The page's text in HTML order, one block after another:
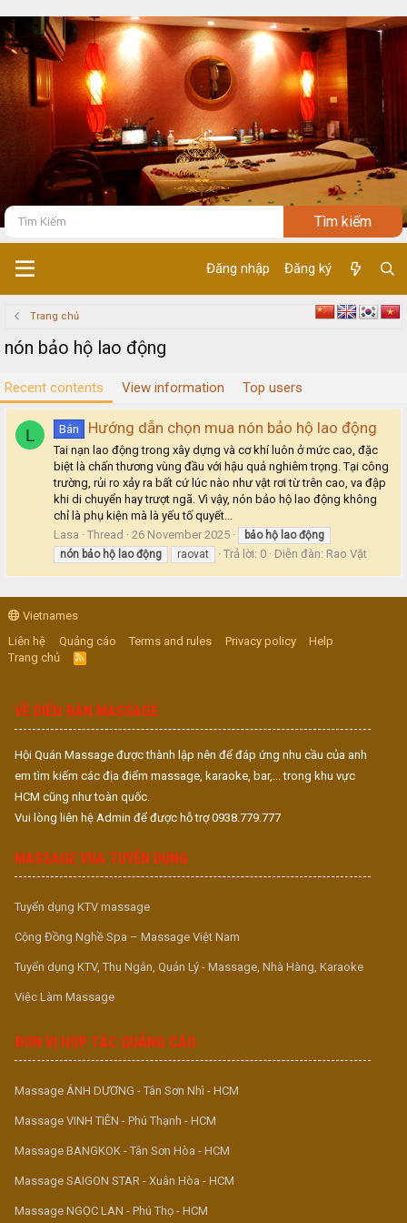
Đăng nhập Đăng ký
Trang chủ
nón bảo hộ lao động
Recent contents View information Top users
L Bán Hướng dẫn chọn mua nón bảo hộ lao động
Tai nạn lao động trong xây dựng và cơ khí luôn ở mức cao, đặc
biệt là chấn thương vùng đầu với hậu quả nghiêm trọng. Tại công
trường, rủi ro xảy ra bất cứ lúc nào như vật rơi từ trên cao, va đập
khi di chuyển hay trượt ngã. Vì vậy, nón bảo hộ lao động không
chỉ là phụ kiện mà là yếu tố quyết...
Lasa
Thread 26 November 2025 bảo hộ lao động
nón bảo hộ lao động raovat Trả lời: 0 Diễn đàn: Rao Vặt
Vietnames
Liên hệ
Quảng cáo Terms and rules Privacy policy
Help
Trang chủ
R
S
VỀ DIỄN ĐÀN MASSAGE
Hội Quán Massage được thành lập nên để đáp ứng nhu cầu của anh
em tìm kiếm các địa điểm massage, karaoke, bar,... trong khu vực
HCM cũng như toàn quốc.
Vui lòng liên hệ Admin để được hỗ trợ 0938.779.777
MASSAGE VUA TUYỂN DỤNG
Tuyển dụng KTV massage
Cộng Đồng Nghề Spa – Massage Việt Nam
Tuyển dụng KTV, Thu Ngân, Quản Lý - Massage, Nhà Hàng, Karaoke
Việc Làm Massage
ĐƠN VỊ HỢP TÁC QUẢNG CÁO
Massage ÁNH DƯƠNG - Tân Sơn Nhì - HCM
Massage VINH TIÊN - Phú Thạnh - HCM
Massage BANGKOK - Tân Sơn Hòa - HCM
Massage SAIGON STAR - Xuân Hòa - HCM
Massage NGỌC LAN - Phú Thọ - HCM